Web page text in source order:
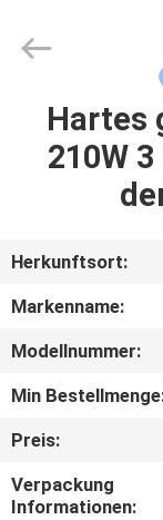
PRODUKTE
VIDEOS
UNS
FABRIK
TOUR
Motor
Technology
Hartes
210W
Herkunftsort:
Markenname:
Modellnummer:
Min
Preis:
Verpackung
Informationen: